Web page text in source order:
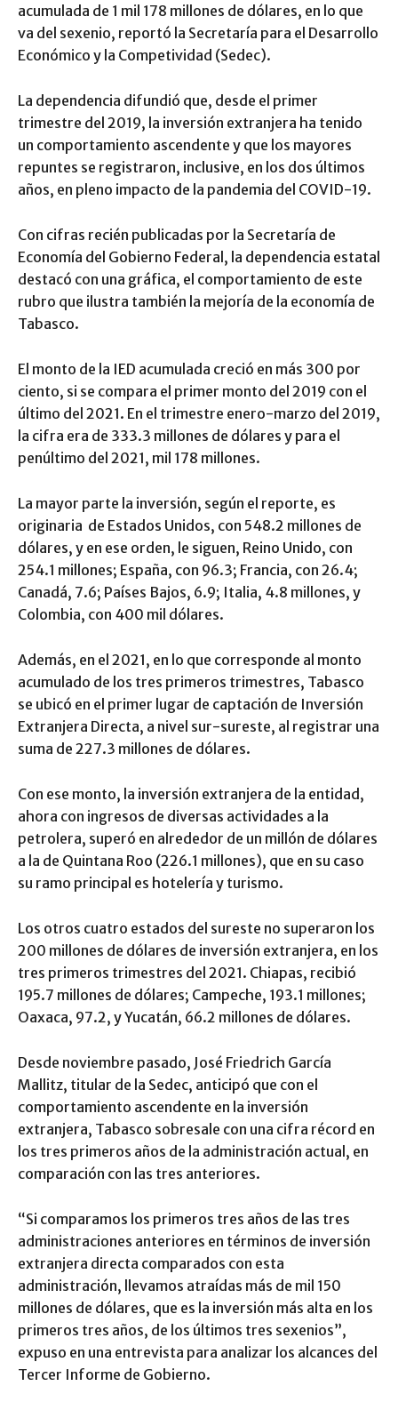
acumulada de 1 mil 178 millones de dólares, en lo que
va del sexenio, reportó la Secretaría para el Desarrollo
Económico y la Competividad (Sedec).
La dependencia difundió que, desde el primer
trimestre del 2019, la inversión extranjera ha tenido
un comportamiento ascendente y que los mayores
repuntes se registraron, inclusive, en los dos últimos
años, en pleno impacto de la pandemia del COVID-19.
Con cifras recién publicadas por la Secretaría de
Economía del Gobierno Federal, la dependencia estatal
destacó con una gráfica, el comportamiento de este
rubro que ilustra también la mejoría de la economía de
Tabasco.
El monto de la IED acumulada creció en más 300 por
ciento, si se compara el primer monto del 2019 con el
último del 2021. En el trimestre enero-marzo del 2019,
la cifra era de 333.3 millones de dólares y para el
penúltimo del 2021, mil 178 millones.
La mayor parte la inversión, según el reporte, es
originaria de Estados Unidos, con 548.2 millones de
dólares, y en ese orden, le siguen, Reino Unido, con
254.1 millones; España, con 96.3; Francia, con 26.4;
Canadá, 7.6; Países Bajos, 6.9; Italia, 4.8 millones, y
Colombia, con 400 mil dólares.
Además, en el 2021, en lo que corresponde al monto
acumulado de los tres primeros trimestres, Tabasco
se ubicó en el primer lugar de captación de Inversión
Extranjera Directa, a nivel sur-sureste, al registrar una
suma de 227.3 millones de dólares.
Con ese monto, la inversión extranjera de la entidad,
ahora con ingresos de diversas actividades a la
petrolera, superó en alrededor de un millón de dólares
a la de Quintana Roo (226.1 millones), que en su caso
su ramo principal es hotelería y turismo.
Los otros cuatro estados del sureste no superaron los
200 millones de dólares de inversión extranjera, en los
tres primeros trimestres del 2021. Chiapas, recibió
195.7 millones de dólares; Campeche, 193.1 millones;
Oaxaca, 97.2, y Yucatán, 66.2 millones de dólares.
Desde noviembre pasado, José Friedrich García
Mallitz, titular de la Sedec, anticipó que con el
comportamiento ascendente en la inversión
extranjera, Tabasco sobresale con una cifra récord en
los tres primeros años de la administración actual, en
comparación con las tres anteriores.
“Si comparamos los primeros tres años de las tres
administraciones anteriores en términos de inversión
extranjera directa comparados con esta
administración, llevamos atraídas más de mil 150
millones de dólares, que es la inversión más alta en los
primeros tres años, de los últimos tres sexenios”,
expuso en una entrevista para analizar los alcances del
Tercer Informe de Gobierno.